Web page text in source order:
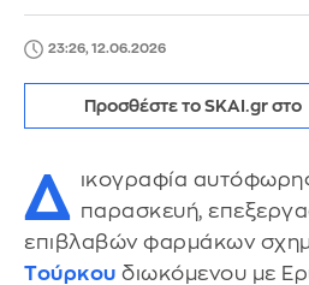
23:26, 12.06.2026
Προσθέστε το SKAI.gr στο
Δ ικογραφία αυτόφωρης
παρασκευή,
επιβλαβών φαρμάκων
Τούρκου διωκόμενου με